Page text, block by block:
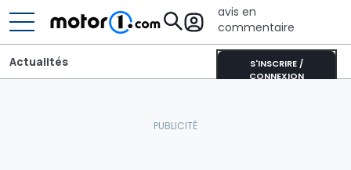
avis en
commentaire
S'INSCRIRE /
CONNEXION
Actualités